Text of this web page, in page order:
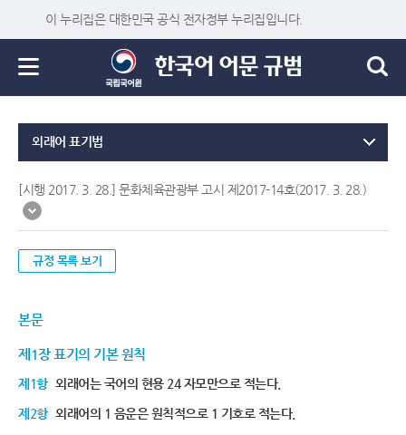
이 누리집은 대한민국 공식 전자정부 누리집입니다.
외래어 표기법
[시행 2017. 3. 28.] 문화체육관광부 고시 제2017-14호(2017. 3. 28.)
규정 목록 보기
본문
제1장 표기의 기본 원칙
제1항 외래어는 국어의 현용 24 자모만으로 적는다.
제2항 외래어의 1 음운은 원칙적으로 1 기호로 적는다.